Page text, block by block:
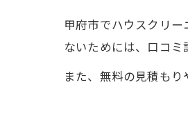
甲府市でハウスクリ
ないためには、口コミ
また、無料の見積もり